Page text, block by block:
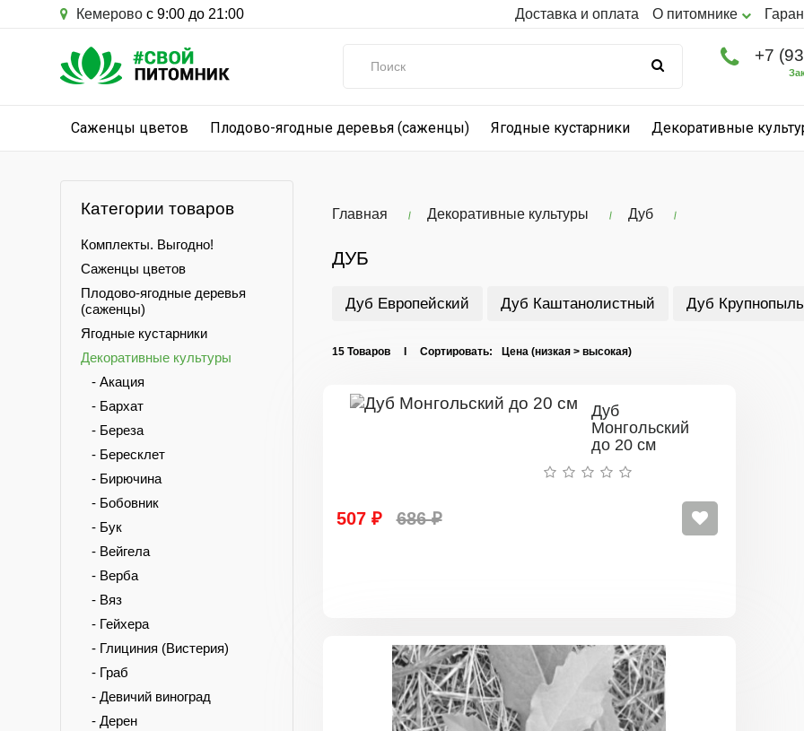
Кемерово с 9:00 до 21:00 Доставка и оплата О питомнике
+7
Саженцы цветов Плодово-ягодные деревья (саженцы) Ягодные кустарники Декоративные
Категории товаров
Комплекты. Выгодно!
Саженцы цветов
Плодово-ягодные деревья
(саженцы)
Ягодные кустарники
Декоративные культуры
- Акация
- Бархат
- Береза
- Бересклет
- Бирючина
- Бобовник
- Бук
- Вейгела
- Верба
- Вяз
- Гейхера
- Глициния (Вистерия)
- Граб
- Девичий виноград
- Дерен
Главная Декоративные культуры Дуб
ДУБ
Дуб Европейский Дуб Каштанолистный Дуб
15 Товаров I Сортировать:
Дуб
Монгольский
до 20 см
507 ₽ 686 ₽